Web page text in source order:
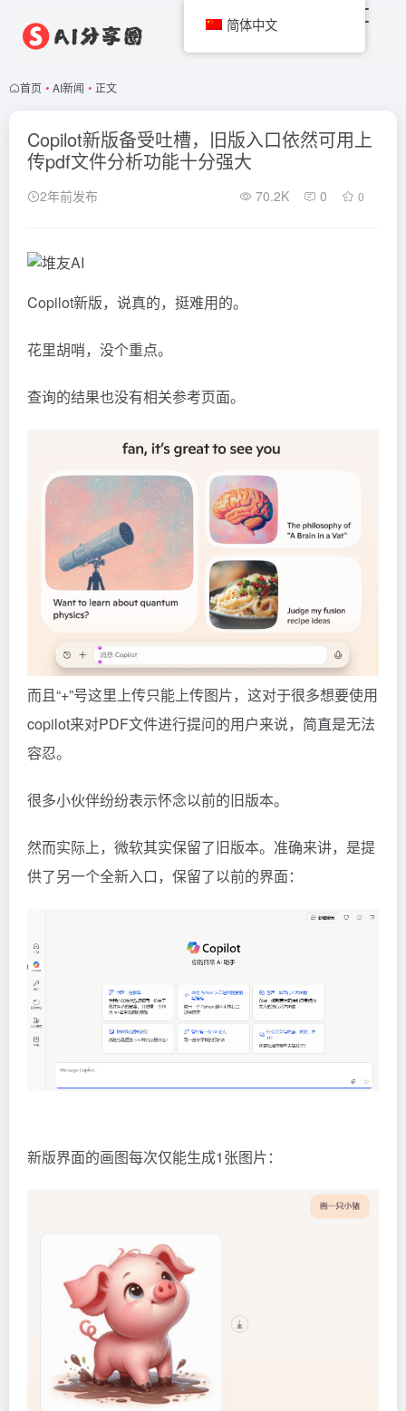
首页 • AI新闻 • 正文
Copilot新版备受吐槽，旧版入口依然可用上
传pdf文件分析功能十分强大
2年前发布 70.2K 0 0
Copilot新版，说真的，挺难用的。
花里胡哨，没个重点。
查询的结果也没有相关参考页面。
而且“+”号这里上传只能上传图片，这对于很多想要使用
copilot来对PDF文件进行提问的用户来说，简直是无法
容忍。
很多小伙伴纷纷表示怀念以前的旧版本。
然而实际上，微软其实保留了旧版本。准确来讲，是提
供了另一个全新入口，保留了以前的界面：
新版界面的画图每次仅能生成1张图片：
简体中文